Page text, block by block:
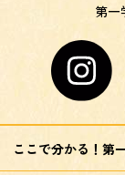
第一
ここで分かる！第